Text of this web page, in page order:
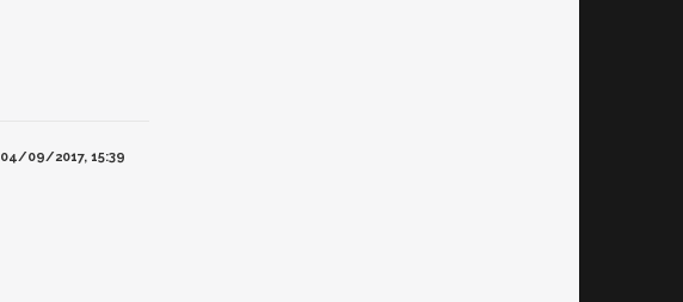
04/09/2017, 15:39